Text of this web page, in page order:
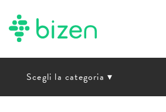
Scegli la categoria ▾